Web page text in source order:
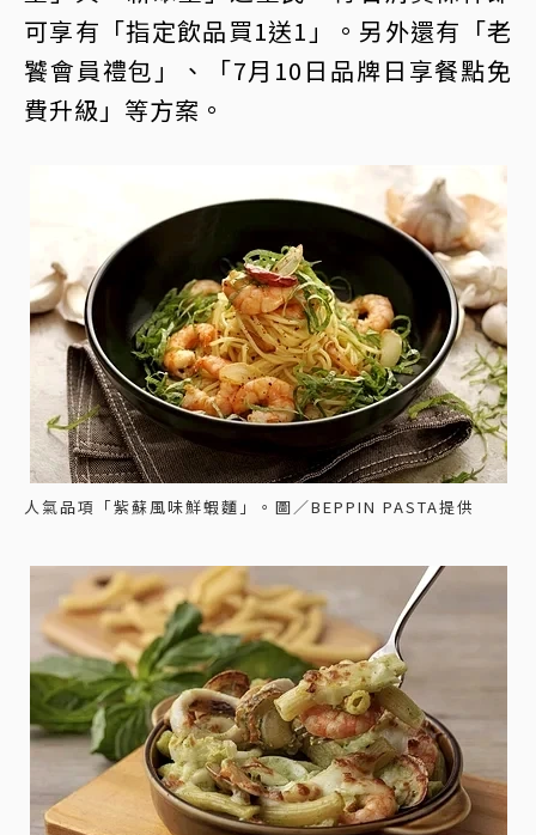
可享有「指定飲品買1送1」。另外還有「老
饕會員禮包」、「7月10日品牌日享餐點免
費升級」等方案。
人氣品項「紫蘇風味鮮蝦麵」。圖／BEPPIN PASTA提供